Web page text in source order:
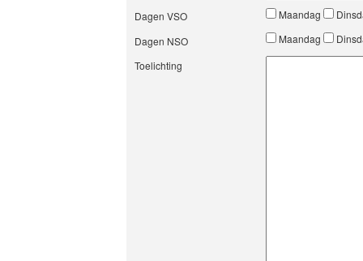
Dagen VSO
Maandag
Dagen NSO
Maandag
Toelichting